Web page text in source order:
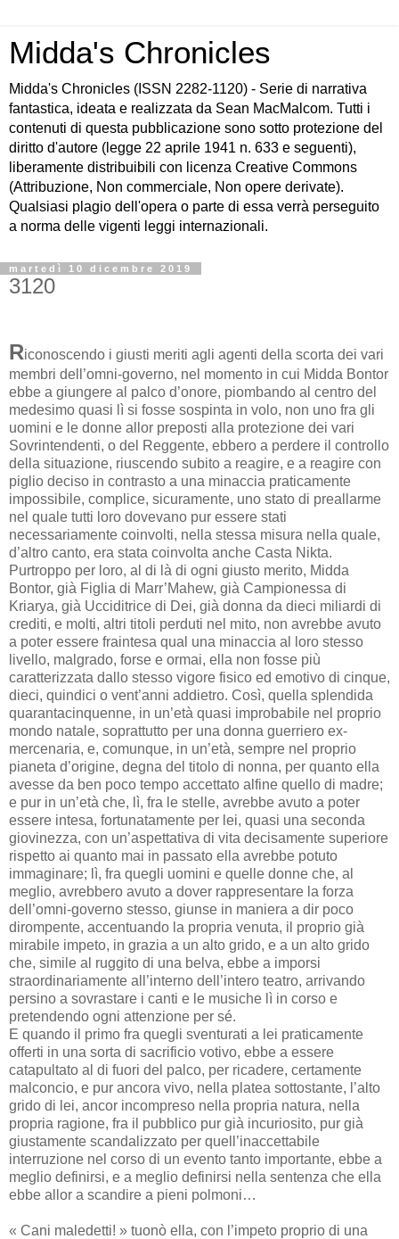
Midda's Chronicles
Midda's Chronicles (ISSN 2282-1120) - Serie di narrativa
fantastica, ideata e realizzata da Sean MacMalcom. Tutti i
contenuti di questa pubblicazione sono sotto protezione del
diritto d'autore (legge 22 aprile 1941 n. 633 e seguenti),
liberamente distribuibili con licenza Creative Commons
(Attribuzione, Non commerciale, Non opere derivate).
Qualsiasi plagio dell'opera o parte di essa verrà perseguito
a norma delle vigenti leggi internazionali.
martedì 10 dicembre 2019
3120
Riconoscendo i giusti meriti agli agenti della scorta dei vari
membri dell’omni-governo, nel momento in cui Midda Bontor
ebbe a giungere al palco d’onore, piombando al centro del
medesimo quasi lì si fosse sospinta in volo, non uno fra gli
uomini e le donne allor preposti alla protezione dei vari
Sovrintendenti, o del Reggente, ebbero a perdere il controllo
della situazione, riuscendo subito a reagire, e a reagire con
piglio deciso in contrasto a una minaccia praticamente
impossibile, complice, sicuramente, uno stato di preallarme
nel quale tutti loro dovevano pur essere stati
necessariamente coinvolti, nella stessa misura nella quale,
d’altro canto, era stata coinvolta anche Casta Nikta.
Purtroppo per loro, al di là di ogni giusto merito, Midda
Bontor, già Figlia di Marr’Mahew, già Campionessa di
Kriarya, già Ucciditrice di Dei, già donna da dieci miliardi di
crediti, e molti, altri titoli perduti nel mito, non avrebbe avuto
a poter essere fraintesa qual una minaccia al loro stesso
livello, malgrado, forse e ormai, ella non fosse più
caratterizzata dallo stesso vigore fisico ed emotivo di cinque,
dieci, quindici o vent’anni addietro. Così, quella splendida
quarantacinquenne, in un’età quasi improbabile nel proprio
mondo natale, soprattutto per una donna guerriero ex-
mercenaria, e, comunque, in un’età, sempre nel proprio
pianeta d’origine, degna del titolo di nonna, per quanto ella
avesse da ben poco tempo accettato alfine quello di madre;
e pur in un’età che, lì, fra le stelle, avrebbe avuto a poter
essere intesa, fortunatamente per lei, quasi una seconda
giovinezza, con un’aspettativa di vita decisamente superiore
rispetto ai quanto mai in passato ella avrebbe potuto
immaginare; lì, fra quegli uomini e quelle donne che, al
meglio, avrebbero avuto a dover rappresentare la forza
dell’omni-governo stesso, giunse in maniera a dir poco
dirompente, accentuando la propria venuta, il proprio già
mirabile impeto, in grazia a un alto grido, e a un alto grido
che, simile al ruggito di una belva, ebbe a imporsi
straordinariamente all’interno dell’intero teatro, arrivando
persino a sovrastare i canti e le musiche lì in corso e
pretendendo ogni attenzione per sé.
E quando il primo fra quegli sventurati a lei praticamente
offerti in una sorta di sacrificio votivo, ebbe a essere
catapultato al di fuori del palco, per ricadere, certamente
malconcio, e pur ancora vivo, nella platea sottostante, l’alto
grido di lei, ancor incompreso nella propria natura, nella
propria ragione, fra il pubblico pur già incuriosito, pur già
giustamente scandalizzato per quell’inaccettabile
interruzione nel corso di un evento tanto importante, ebbe a
meglio definirsi, e a meglio definirsi nella sentenza che ella
ebbe allor a scandire a pieni polmoni…
« Cani maledetti! » tuonò ella, con l’impeto proprio di una